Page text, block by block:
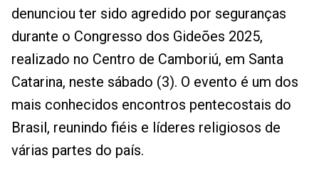
denunciou ter sido agredido por seguranças
durante o Congresso dos Gideões 2025,
realizado no Centro de Camboriú, em Santa
Catarina, neste sábado (3). O evento é um dos
mais conhecidos encontros pentecostais do
Brasil, reunindo fiéis e líderes religiosos de
várias partes do país.